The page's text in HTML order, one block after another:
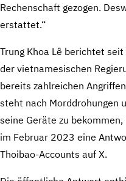
Rechenschaft gezogen.
erstattet.“
Trung Khoa Lê berichtet
der vietnamesischen
bereits zahlreichen
steht nach Morddrohungen
seine Geräte zu
im Februar 2023 eine
Thoibao-Accounts auf X.